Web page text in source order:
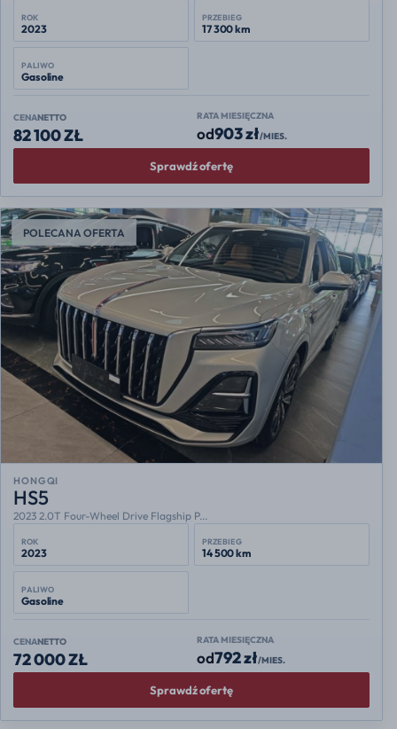
ROK
2023
PRZEBIEG
17 300 km
PALIWO
Gasoline
CENANETTO
82 100 ZŁ
RATA MIESIĘCZNA
od903 zł/MIES.
Sprawdź ofertę
POLECANA OFERTA
HONGQI
HS5
2023 2.0T Four-Wheel Drive Flagship P...
ROK
2023
PRZEBIEG
14 500 km
PALIWO
Gasoline
CENANETTO
72 000 ZŁ
RATA MIESIĘCZNA
od792 zł/MIES.
Sprawdź ofertę